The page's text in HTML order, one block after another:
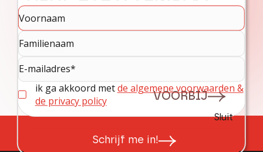
GROOVE +
BNNYHUNNA +
BLAUWE PLEK
VOORBIJ
ik ga akkoord metde algemene voorwaarden &
de privacy policy
Sluit
Schrijf me in!